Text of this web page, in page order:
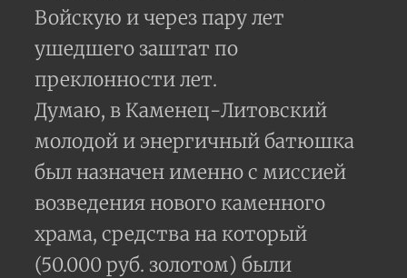
Войскую и через пару лет
ушедшего заштат по
преклонности лет.
Думаю, в Каменец-Литовский
молодой и энергичный батюшка
был назначен именно с миссией
возведения нового каменного
храма, средства на который
(50.000 руб. золотом) были